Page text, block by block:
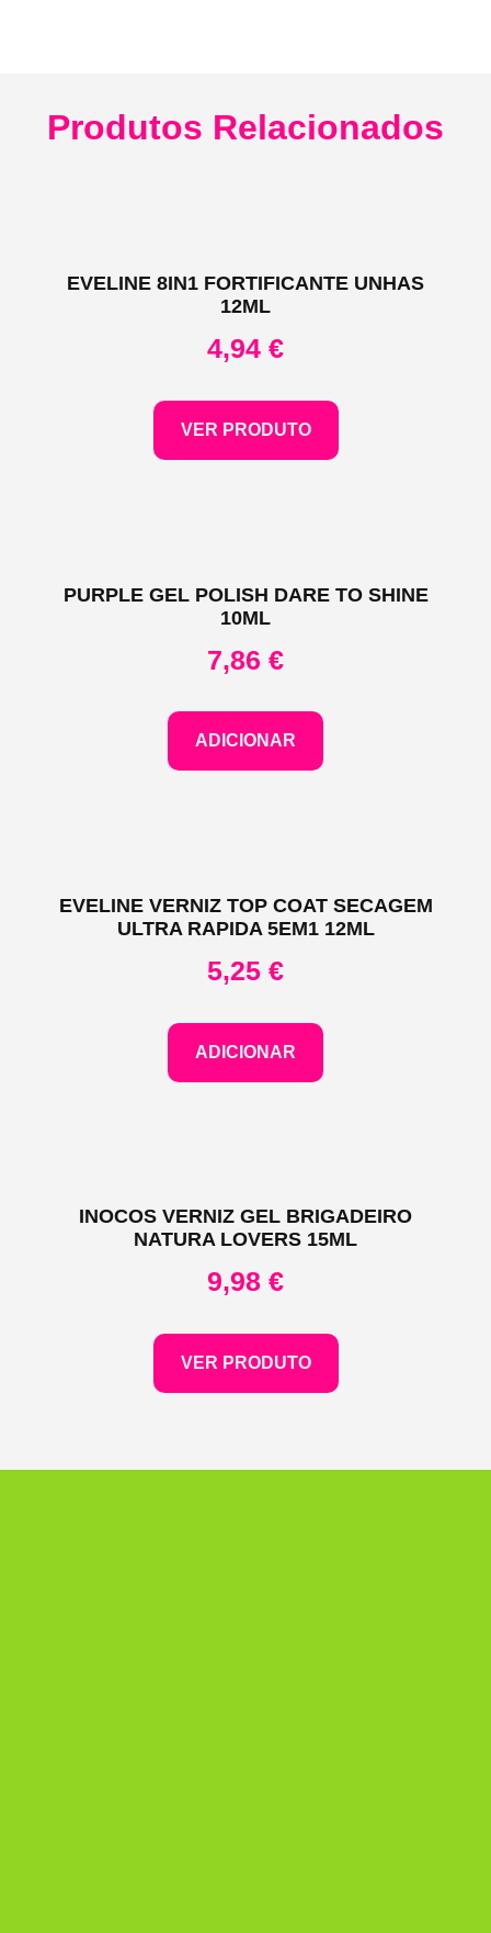
Produtos Relacionados
EVELINE 8IN1 FORTIFICANTE UNHAS
12ML
4,94 €
VER PRODUTO
PURPLE GEL POLISH DARE TO SHINE
10ML
7,86 €
ADICIONAR
EVELINE VERNIZ TOP COAT SECAGEM
ULTRA RAPIDA 5EM1 12ML
5,25 €
ADICIONAR
INOCOS VERNIZ GEL BRIGADEIRO
NATURA LOVERS 15ML
9,98 €
VER PRODUTO